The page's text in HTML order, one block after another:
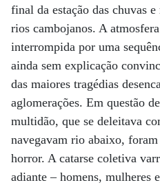
final da estação das chuvas
rios cambojanos. A
interrompida por uma
ainda sem explicação
das maiores tragédias
aglomerações. Em questão
multidão, que se deleitava
navegavam rio abaixo,
horror. A catarse coletiva
adiante – homens, mulheres